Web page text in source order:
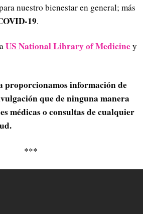
nuestro bienestar en general; más
19.
US National Library of Mediciney
proporcionamos información de
que de ninguna manera
médicas o consultas de cualquier
***